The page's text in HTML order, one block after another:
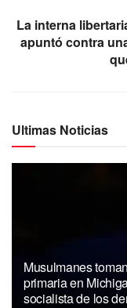
La interna
apuntó contra
Ultimas Noticias
Musulmanes
primaria en
socialista de los